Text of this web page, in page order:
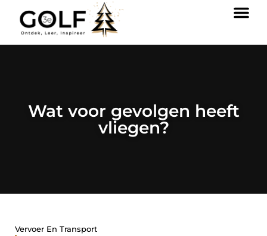
Wat voor gevolgen heeft
vliegen?
Vervoer En Transport